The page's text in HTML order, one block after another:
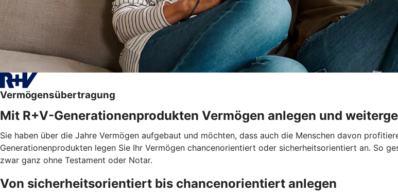
Vermögensübertragung
Mit R+V-Generationenprodukten Vermögen anlegen und
Sie haben über die Jahre Vermögen aufgebaut und möchten, dass auch die Menschen davon
Generationenprodukten legen Sie Ihr Vermögen chancenorientiert oder sicherheitsorientiert an. So
zwar ganz ohne Testament oder Notar.
Von sicherheitsorientiert bis chancenorientiert anlegen